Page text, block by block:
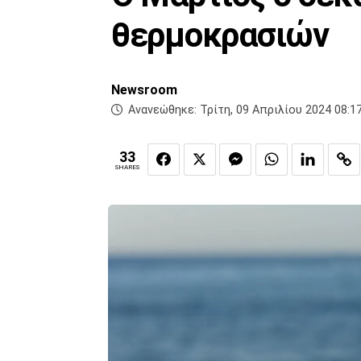
θερμοκρασιών
Newsroom
Ανανεώθηκε: Τρίτη, 09 Απριλίου 2024
33
SHARES